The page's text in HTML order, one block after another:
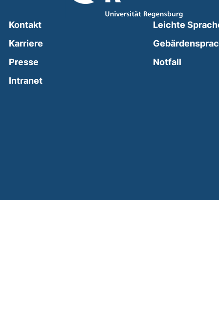
Kontakt
Karriere
Presse
Intranet(external link, opens in a new window)
Leichte
Notfall